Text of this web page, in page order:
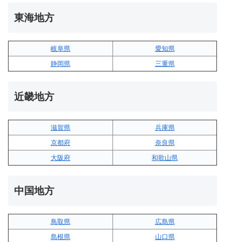
東海地方
岐阜県
愛知県
静岡県
三重県
近畿地方
滋賀県
兵庫県
京都府
奈良県
大阪府
和歌山県
中国地方
鳥取県
広島県
島根県
山口県